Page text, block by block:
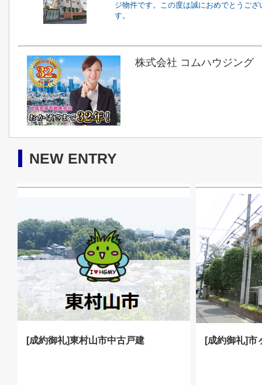
ジ物件です。この度は誠におめでとうござ
す。
株式会社 コムハウジング
NEW ENTRY
[成約御礼]東村山市中古戸建 [成約御礼]市